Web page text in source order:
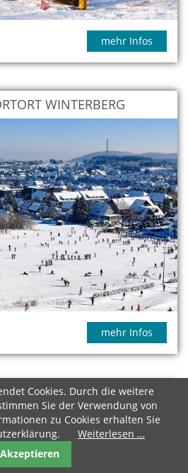
mehr Infos
WINTERBERG
mehr Infos
☀☀ ATTRAKTIONEN
Cookies. Durch die weitere
Sie der Verwendung von
zu Cookies erhalten Sie
Weiterlesen …
Akzeptieren